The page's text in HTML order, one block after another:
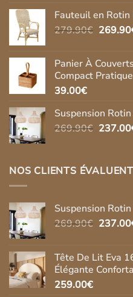
initial
était :
Fauteuil en Rotin
279.90€ Le
était :
279.90€.
269.90
Panier À
Compact Pratique
39.00€
Suspension
269.90€ Le
était :
237.00
NOS CLIENTS
Suspension
269.90€ Le
était :
237.00
Tête De Lit Eva
Élégante
259.00€